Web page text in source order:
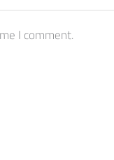
I comment.